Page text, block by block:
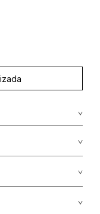
6%
/ no utilizar
Card y American